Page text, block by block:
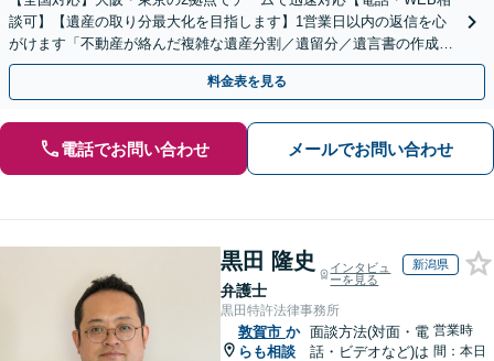
談可】【遺産の取り分最大化を目指します】1営業日以内の返信を心
がけます「不動産が絡んだ複雑な遺産分割／遺留分／遺言書の作成・
執行／事業承継など、お任せください」【休日相談あり】
料金表を見る
電話でお問い合わせ メールでお問い合わせ
黒田 隆史
弁護士
インタビュ
ーを見る
新潟県
黒田特許法律事務所
敦賀市 か
らも相談
面談方法(対面・電
話・ビデオなど)は
営業時
間：本日